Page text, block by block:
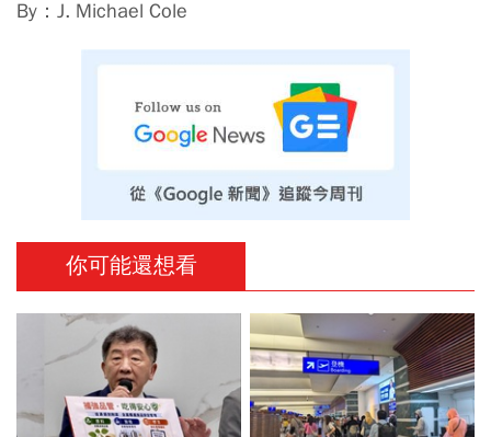
By：J. Michael Cole
你可能還想看